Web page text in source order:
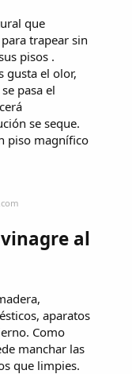
que
trapear sin
pisos .
gusta el olor,
pasa el
se seque.
piso magnífico
al
aparatos
Como
manchar las
que limpies.